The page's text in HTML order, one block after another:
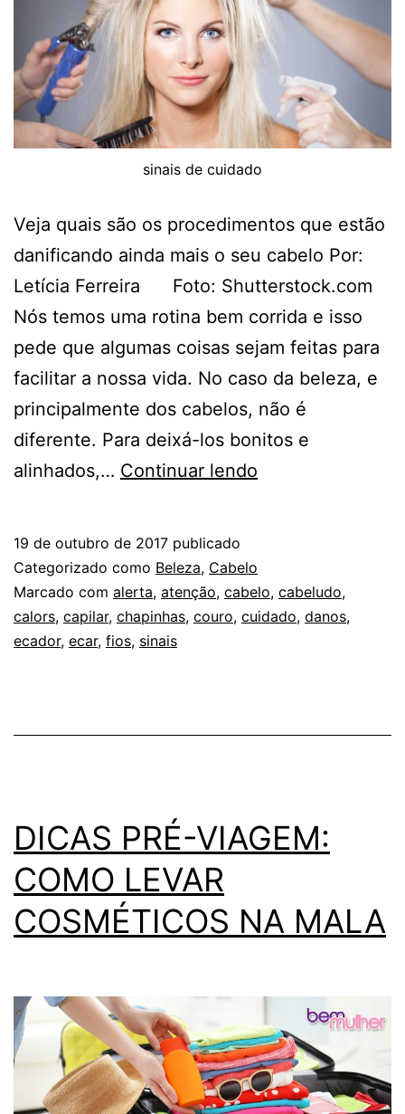
sinais de cuidado
Veja quais são os procedimentos que estão
danificando ainda mais o seu cabelo Por:
Letícia Ferreira Foto: Shutterstock.com
Nós temos uma rotina bem corrida e isso
pede que algumas coisas sejam feitas para
facilitar a nossa vida. No caso da beleza, e
principalmente dos cabelos, não é
diferente. Para deixá-los bonitos e
alinhados,… Continuar lendo
ALERTA!
19 de outubro de 2017 publicado
Categorizado como Beleza, Cabelo
Marcado com alerta, atenção, cabelo, cabeludo,
calors, capilar, chapinhas, couro, cuidado, danos,
ecador, ecar, fios, sinais
DICAS PRÉ-VIAGEM:
COMO LEVAR
COSMÉTICOS NA MALA